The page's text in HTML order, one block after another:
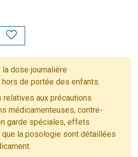
dose journalière
de portée des enfants.
aux précautions
médicamenteuses, contre-
garde spéciales, effets
que la posologie sont détaillées